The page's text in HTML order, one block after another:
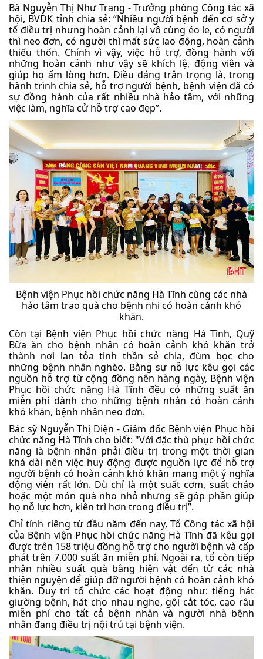
Bà Nguyễn Thị Như Trang - Trưởng phòng Công tác xã
hội, BVĐK tỉnh chia sẻ: “Nhiều người bệnh đến cơ sở y
tế điều trị nhưng hoàn cảnh lại vô cùng éo le, có người
thì neo đơn, có người thì mất sức lao động, hoàn cảnh
thiếu thốn. Chính vì vậy, việc hỗ trợ, đồng hành với
những hoàn cảnh như vậy sẽ khích lệ, động viên và
giúp họ ấm lòng hơn. Điều đáng trân trọng là, trong
hành trình chia sẻ, hỗ trợ người bệnh, bệnh viện đã có
sự đồng hành của rất nhiều nhà hảo tâm, với những
việc làm, nghĩa cử hỗ trợ cao đẹp”.
Bệnh viện Phục hồi chức năng Hà Tĩnh cùng các nhà
hảo tâm trao quà cho bệnh nhi có hoàn cảnh khó
khăn.
Còn tại Bệnh viện Phục hồi chức năng Hà Tĩnh, Quỹ
Bữa ăn cho bệnh nhân có hoàn cảnh khó khăn trở
thành nơi lan tỏa tinh thần sẻ chia, đùm bọc cho
những bệnh nhân nghèo. Bằng sự nỗ lực kêu gọi các
nguồn hỗ trợ từ cộng đồng nên hàng ngày, Bệnh viện
Phục hồi chức năng Hà Tĩnh đều có những suất ăn
miễn phí dành cho những bệnh nhân có hoàn cảnh
khó khăn, bệnh nhân neo đơn.
Bác sỹ Nguyễn Thị Diện - Giám đốc Bệnh viện Phục hồi
chức năng Hà Tĩnh cho biết: "Với đặc thù phục hồi chức
năng là bệnh nhân phải điều trị trong một thời gian
khá dài nên việc huy động được nguồn lực để hỗ trợ
người bệnh có hoàn cảnh khó khăn mang một ý nghĩa
động viên rất lớn. Dù chỉ là một suất cơm, suất cháo
hoặc một món quà nho nhỏ nhưng sẽ góp phần giúp
họ nỗ lực hơn, kiên trì hơn trong điều trị”.
Chỉ tính riêng từ đầu năm đến nay, Tổ Công tác xã hội
của Bệnh viện Phục hồi chức năng Hà Tĩnh đã kêu gọi
được trên 158 triệu đồng hỗ trợ cho người bệnh và cấp
phát trên 7.000 suất ăn miễn phí. Ngoài ra, tổ còn tiếp
nhận nhiều suất quà bằng hiện vật đến từ các nhà
thiện nguyện để giúp đỡ người bệnh có hoàn cảnh khó
khăn. Duy trì tổ chức các hoạt động như: tiếng hát
giường bệnh, hát cho nhau nghe, gội cắt tóc, cạo râu
miễn phí cho tất cả bệnh nhân và người nhà bệnh
nhân đang điều trị nội trú tại bệnh viện.